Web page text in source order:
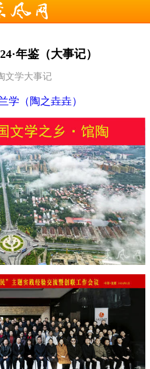
年鉴（大事记）
文学大事记
学（陶之垚垚）